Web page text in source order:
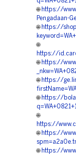
🌐 https://
Pengadaan-
🌐 https://
🌐
https://
🌐 https://
🌐 https://
🌐 https://
🌐
https://
🌐 https://
🌐 https://